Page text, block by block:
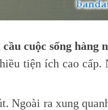
cuộc sống hàng
tiện ích cao
Ngoài ra xung